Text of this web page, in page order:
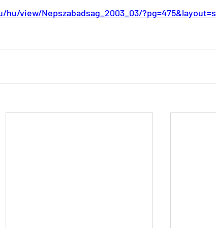
view/Nepszabadsag_2003_03/?pg=475&layout=s